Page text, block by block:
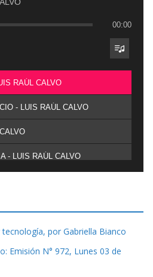
00:00
RAÚL CALVO
- LUIS RAÚL CALVO
- LUIS RAÚL CALVO
por Gabriella Bianco
Emisión N° 972, Lunes 03 de